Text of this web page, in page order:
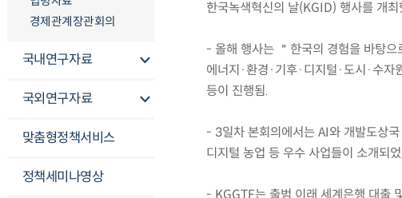
경제관계장관회의
국내연구자료
국외연구자료
맞춤형정책서비스
정책세미나영상
한국녹색혁신의 날(KGID) 행사를 개최
- 올해 행사는 ＂한국의 경험을 바탕
에너지·환경·기후·디지털·도시·수
등이 진행됨.
- 3일차 본회의에서는 AI와 개발도상
디지털 농업 등 우수 사업들이 소개되
- KGGTF는 출범 이래 세계은행 대출